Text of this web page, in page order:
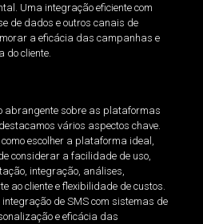
Uma integração eficiente com
de dados e outros canais de
a eficácia das campanhas e
do cliente.
abrangente sobre as plataformas
vários aspectos chave.
escolher a plataforma ideal,
considerar a facilidade de uso,
integração, análises,
ao cliente e flexibilidade de custos.
de SMS com sistemas de
e eficácia das